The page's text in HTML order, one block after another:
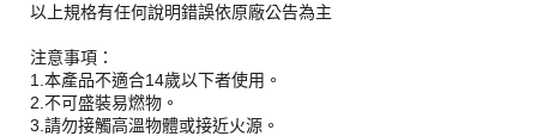
以上規格有任何說明錯誤依原廠公告為主
注意事項：
1.本產品不適合14歲以下者使用。
2.不可盛裝易燃物。
3.請勿接觸高溫物體或接近火源。